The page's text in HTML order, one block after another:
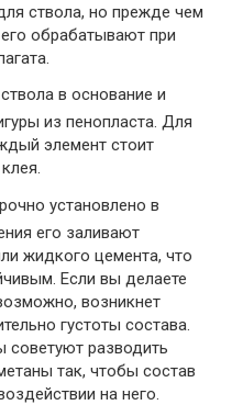
ствола, но прежде чем
обрабатывают при
в основание и
из пенопласта. Для
элемент стоит
установлено в
его заливают
жидкого цемента, что
Если вы делаете
возникнет
густоты состава.
разводить
так, чтобы состав
на него.